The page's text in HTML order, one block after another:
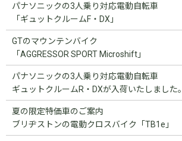
パナソニックの3人乗り対応電動自転車
「ギュットクルームF・DX」
GTのマウンテンバイク
「AGGRESSOR SPORT Microshift」
パナソニックの3人乗り対応電動自転車
ギュットクルームR・DXが入荷いたしました。
夏の限定特価車のご案内
ブリヂストンの電動クロスバイク「TB1e」